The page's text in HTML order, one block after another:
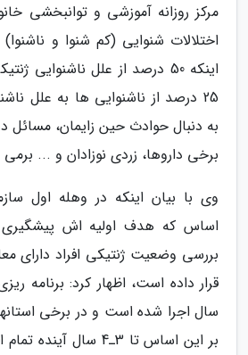
مرکز روزانه آموزشی و توانبخشی
اختلالات شنوایی (کم شنوا و ناشنوا)
اینکه 50 درصد از علل
به دنبال حوادث حین زایمان، مسائل
برخی داروها، زردی نوزادان و ...
وی با بیان اینکه در وهله اول
اساس که هدف اولیه اش پیشگیری
بررسی وضعیت ژنتیکی افراد دارای
قرار داده است، اظهار کرد: برنامه
سال اجرا شده است و در برخی
بر این اساس تا 3ـ4 سال